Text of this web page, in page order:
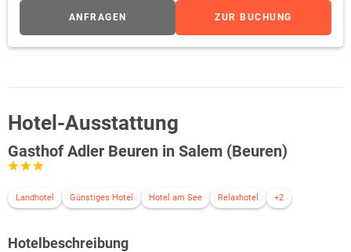
ANFRAGEN ZUR BUCHUNG
Hotel-Ausstattung
Gasthof Adler Beuren in Salem (Beuren)
Landhotel Günstiges Hotel Hotel am See Relaxhotel +2
Hotelbeschreibung